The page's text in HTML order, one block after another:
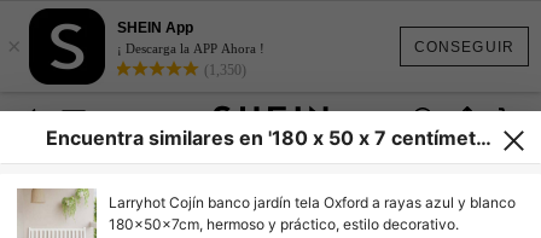
CONSEGUIR
×
SHEIN App
¡ Descarga la APP Ahora !
(1,350)
Encuentra similares en '180 x 50 x 7 centímetro
s'
Larryhot Cojín banco jardín tela Oxford a rayas azul y blanco
180x50x7cm, hermoso y práctico, estilo decorativo.